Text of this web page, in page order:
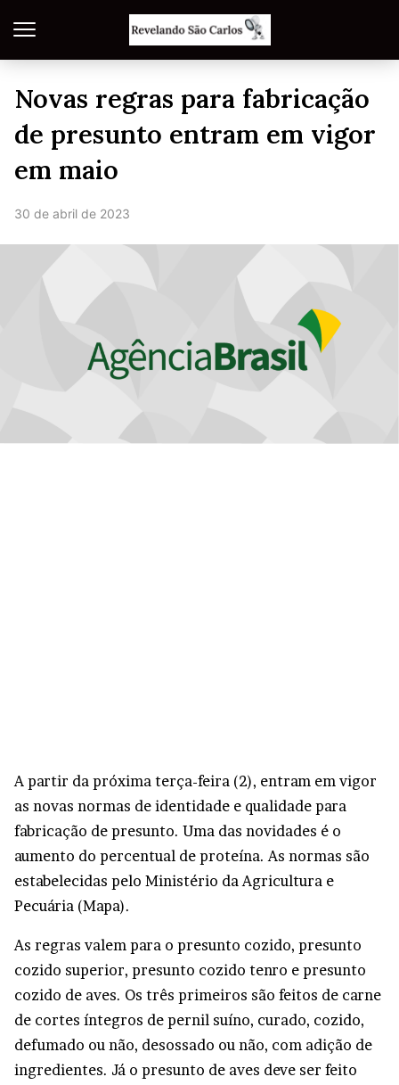
Novas regras para fabricação
de presunto entram em vigor
em maio
30 de abril de 2023
A partir da próxima terça-feira (2), entram em vigor
as novas normas de identidade e qualidade para
fabricação de presunto. Uma das novidades é o
aumento do percentual de proteína. As normas são
estabelecidas pelo Ministério da Agricultura e
Pecuária (Mapa).
As regras valem para o presunto cozido, presunto
cozido superior, presunto cozido tenro e presunto
cozido de aves. Os três primeiros são feitos de carne
de cortes íntegros de pernil suíno, curado, cozido,
defumado ou não, desossado ou não, com adição de
ingredientes. Já o presunto de aves deve ser feito